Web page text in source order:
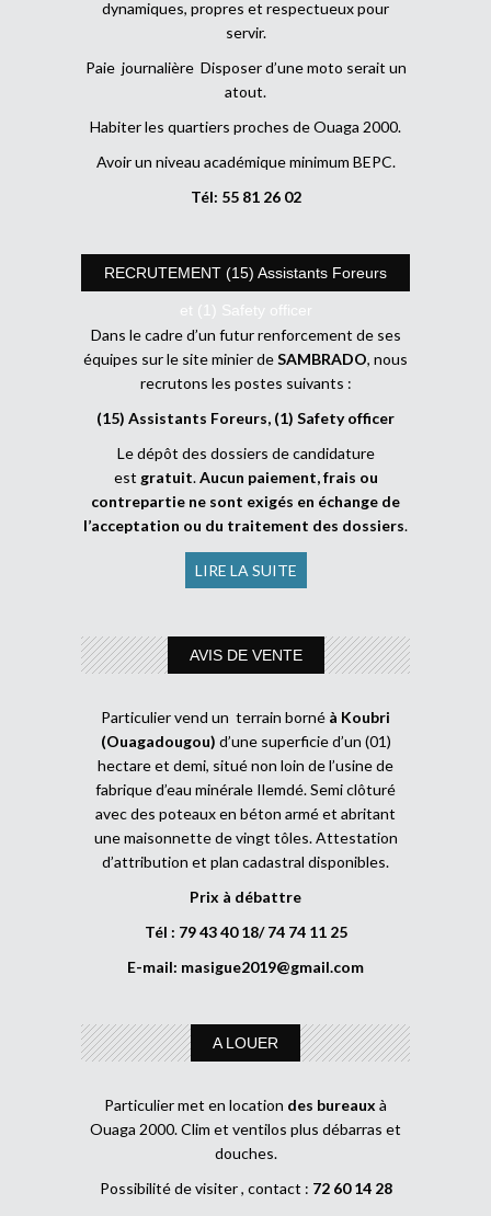
dynamiques, propres et respectueux pour
servir.
Paie journalière Disposer d’une moto serait un
atout.
Habiter les quartiers proches de Ouaga 2000.
Avoir un niveau académique minimum BEPC.
Tél: 55 81 26 02
RECRUTEMENT (15) Assistants Foreurs
et (1) Safety officer
Dans le cadre d’un futur renforcement de ses
équipes sur le site minier deSAMBRADO, nous
recrutons les postes suivants :
(15) Assistants Foreurs, (1) Safety officer
Le dépôt des dossiers de candidature
est gratuit.Aucun paiement, frais ou
contrepartie ne sont exigés en échange de
l’acceptation ou du traitement des dossiers.
LIRE LA SUITE
AVIS DE VENTE
Particulier vend un terrain borné à Koubri
(Ouagadougou) d’une superficie d’un (01)
hectare et demi, situé non loin de l’usine de
fabrique d’eau minérale Ilemdé. Semi clôturé
avec des poteaux en béton armé et abritant
une maisonnette de vingt tôles. Attestation
d’attribution et plan cadastral disponibles.
Prix à débattre
Tél : 79 43 40 18/ 74 74 11 25
E-mail: masigue2019@gmail.com
A LOUER
Particulier met en location des bureaux à
Ouaga 2000. Clim et ventilos plus débarras et
douches.
Possibilité de visiter , contact : 72 60 14 28